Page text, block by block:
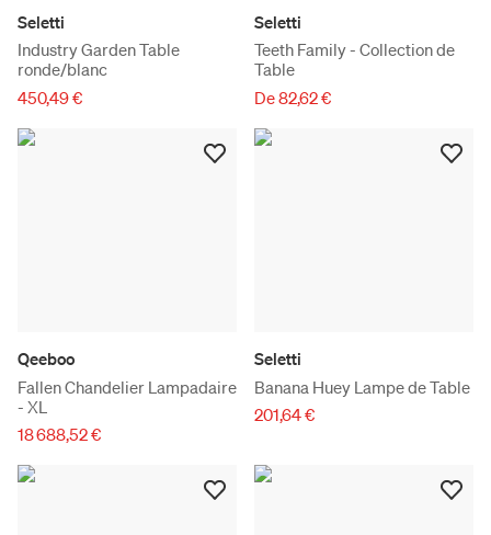
Seletti
Industry Garden Table
ronde/blanc
450,49 €
Seletti
Teeth Family - Collection de
Table
De 82,62 €
Qeeboo
Fallen Chandelier Lampadaire
- XL
18 688,52 €
Seletti
Banana Huey Lampe de Table
201,64 €